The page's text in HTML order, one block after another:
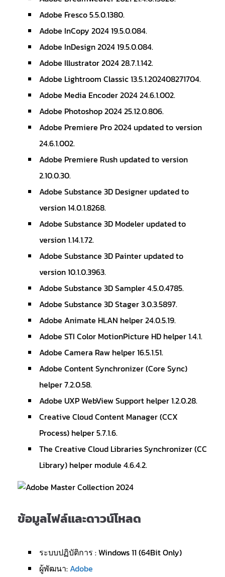
Adobe Fresco 5.5.0.1380.
Adobe InCopy 2024 19.5.0.084.
Adobe InDesign 2024 19.5.0.084.
Adobe Illustrator 2024 28.7.1.142.
Adobe Lightroom Classic 13.5.1.202408271704.
Adobe Media Encoder 2024 24.6.1.002.
Adobe Photoshop 2024 25.12.0.806.
Adobe Premiere Pro 2024 updated to version
24.6.1.002.
Adobe Premiere Rush updated to version
2.10.0.30.
Adobe Substance 3D Designer updated to
version 14.0.1.8268.
Adobe Substance 3D Modeler updated to
version 1.14.1.72.
Adobe Substance 3D Painter updated to
version 10.1.0.3963.
Adobe Substance 3D Sampler 4.5.0.4785.
Adobe Substance 3D Stager 3.0.3.5897.
Adobe Animate HLAN helper 24.0.5.19.
Adobe STI Color MotionPicture HD helper 1.4.1.
Adobe Camera Raw helper 16.5.1.51.
Adobe Content Synchronizer (Core Sync)
helper 7.2.0.58.
Adobe UXP WebView Support helper 1.2.0.28.
Creative Cloud Content Manager (CCX
Process) helper 5.7.1.6.
The Creative Cloud Libraries Synchronizer (CC
Library) helper module 4.6.4.2.
ข้อมูลไฟล์และดาวน์โหลด
ระบบปฏิบัติการ : Windows 11 (64Bit Only)
ผู้พัฒนา:Adobe